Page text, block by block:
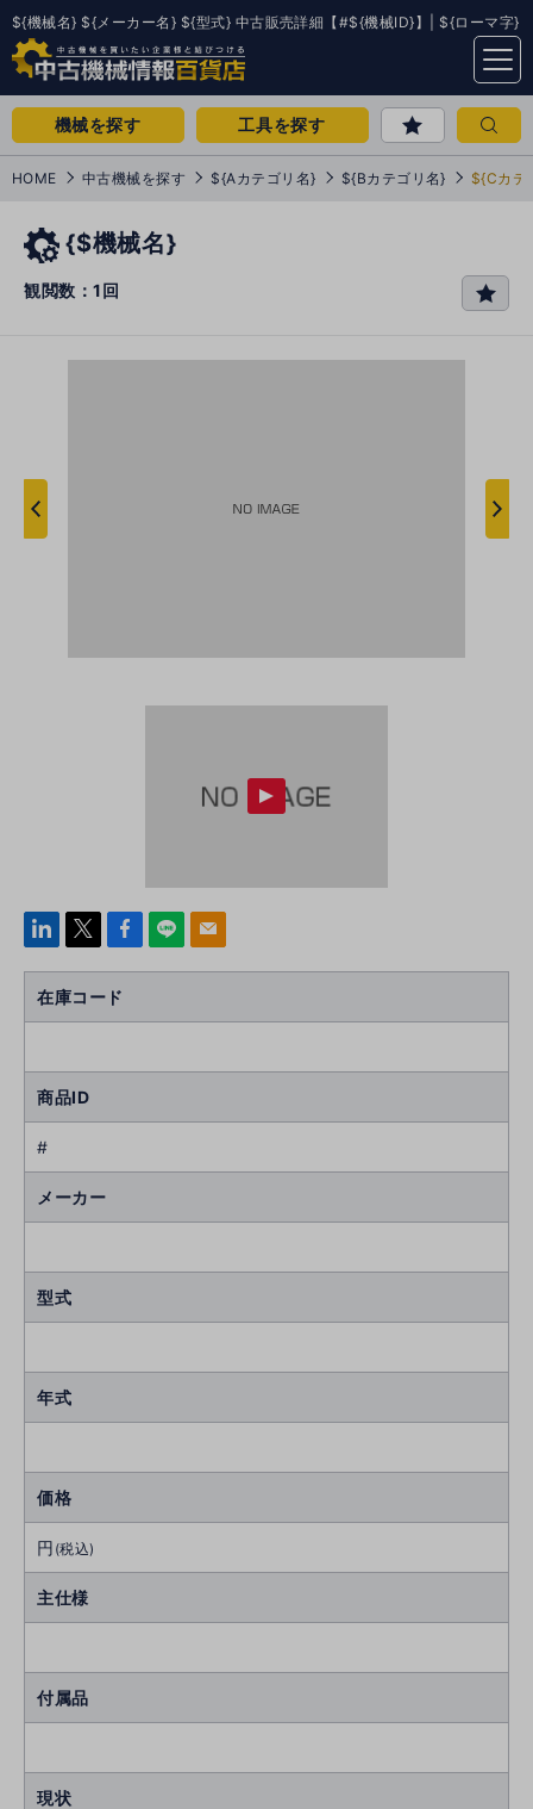
${機械名} ${メーカー名} ${型式} 中古販売詳細【#${機械ID}】| ${ローマ字}
menu
機械を探す 工具を探す
HOME 中古機械を探す ${Aカテゴリ名} ${Bカテゴリ名} ${Cカテ
{$機械名}
観閲数：1回
favo
linke
Face
k
line mail
在庫コード
商品ID
#
メーカー
型式
年式
価格
円 (税込)
主仕様
付属品
現状